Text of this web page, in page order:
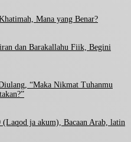
Mana yang Benar?
dan Barakallahu Fiik, Begini
“Maka Nikmat Tuhanmu
ja akum), Bacaan Arab, latin